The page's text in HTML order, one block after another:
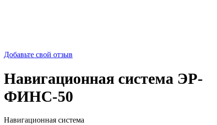
Добавьте свой отзыв
Навигационная система ЭР-
ФИНС-50
Навигационная система